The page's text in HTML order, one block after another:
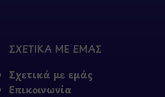
ΣΧΕΤΙΚΑ ΜΕ ΕΜΑΣ
Σχετικά με εμάς
Επικοινωνία